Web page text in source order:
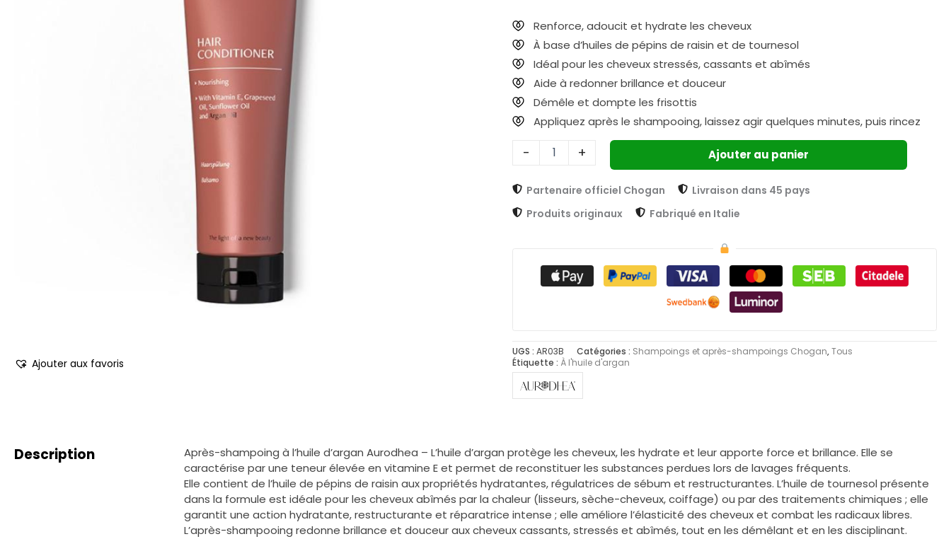
Ajouter aux favoris
Renforce, adoucit et hydrate les cheveux
À base d’huiles de pépins de raisin et de tournesol
Idéal pour les cheveux stressés, cassants et abîmés
Aide à redonner brillance et douceur
Démêle et dompte les frisottis
Appliquez après le shampooing, laissez agir quelques minutes, puis rincez
-
ml
AR03B
+ Ajouter au panier
Partenaire officiel Chogan
Livraison dans 45 pays
Produits originaux
Fabriqué en Italie
UGS :AR03B Catégories : Shampoings et après-shampoings Chogan,Tous
Étiquette : À l'huile d'argan
Description
Après-shampoing à l’huile d’argan Aurodhea – L’huile d’argan protège les cheveux, les hydrate et leur apporte force et brillance. Elle se
caractérise par une teneur élevée en vitamine E et permet de reconstituer les substances perdues lors de lavages fréquents.
Elle contient de l’huile de pépins de raisin aux propriétés hydratantes, régulatrices de sébum et restructurantes. L’huile de tournesol présente
dans la formule est idéale pour les cheveux abîmés par la chaleur (lisseurs, sèche-cheveux, coiffage) ou par des traitements chimiques ; elle
garantit une action hydratante, restructurante et réparatrice intense ; elle améliore l’élasticité des cheveux et combat les radicaux libres.
L’après-shampooing redonne brillance et douceur aux cheveux cassants, stressés et abîmés, tout en les démêlant et en les disciplinant.